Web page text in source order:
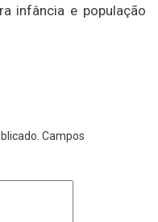
infância e população
Campos